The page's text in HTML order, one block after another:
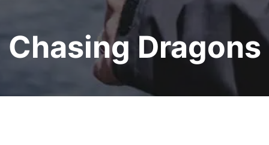
Chasing Dragons